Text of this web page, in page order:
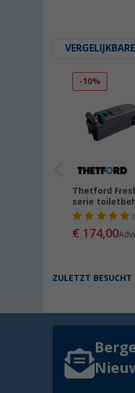
-10%
Thetford
serie
€ 174,00
ZULETZT BESUCHT